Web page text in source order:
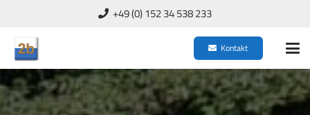
+49 (0) 152 34 538 233
Kontakt